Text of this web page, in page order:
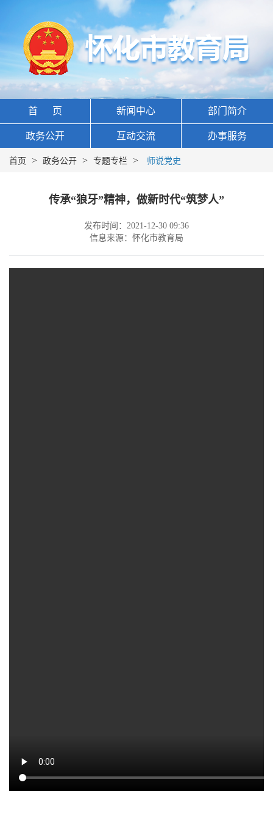
首 页 新闻中心 部门简介
政务公开 互动交流 办事服务
首页 > 政务公开 > 专题专栏 > 师说党史
传承“狼牙”精神，做新时代“筑梦人”
发布时间：2021-12-30 09:36
信息来源：怀化市教育局